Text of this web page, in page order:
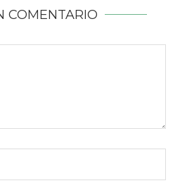
COMENTARIO